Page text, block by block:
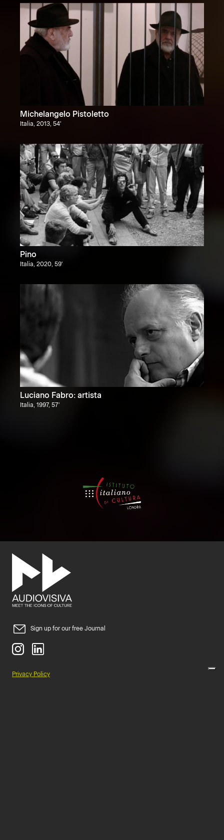
Michelangelo Pistoletto
Italia, 2013, 54'
Pino
Italia, 2020, 59'
Luciano Fabro: artista
Italia, 1997, 57'
Sign up for our free Journal
Privacy Policy